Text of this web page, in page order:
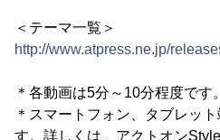
＜テーマ一覧＞
http://www.atpress.ne.jp/
＊各動画は5分～10分程度です。
＊スマートフォン、タブレッ
す。詳しくは、アクトオン